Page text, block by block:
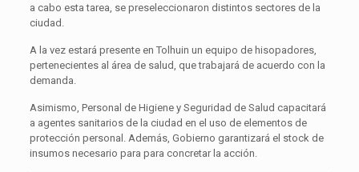
a cabo esta tarea, se preseleccionaron distintos sectores de la
ciudad.
A la vez estará presente en Tolhuin un equipo de hisopadores,
pertenecientes al área de salud, que trabajará de acuerdo con la
demanda.
Asimismo, Personal de Higiene y Seguridad de Salud capacitará
a agentes sanitarios de la ciudad en el uso de elementos de
protección personal. Además, Gobierno garantizará el stock de
insumos necesario para para concretar la acción.